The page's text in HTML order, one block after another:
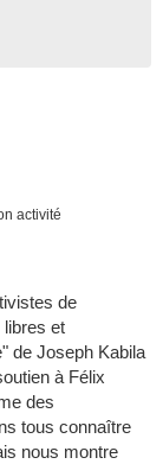
activité
de
libres et
de Joseph Kabila
à Félix
des
tous connaître
nous montre